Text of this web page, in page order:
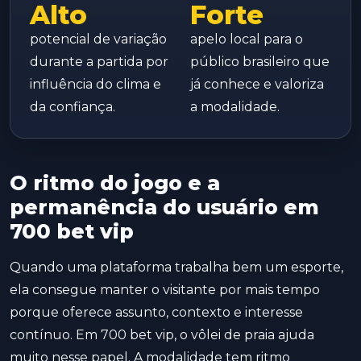
Alto
potencial de variação
durante a partida por
influência do clima e
da confiança.
Forte
apelo local para o
público brasileiro que
já conhece e valoriza
a modalidade.
O ritmo do jogo e a
permanência do usuário em
700 bet vip
Quando uma plataforma trabalha bem um esporte,
ela consegue manter o visitante por mais tempo
porque oferece assunto, contexto e interesse
contínuo. Em 700 bet vip, o vôlei de praia ajuda
muito nesse papel. A modalidade tem ritmo